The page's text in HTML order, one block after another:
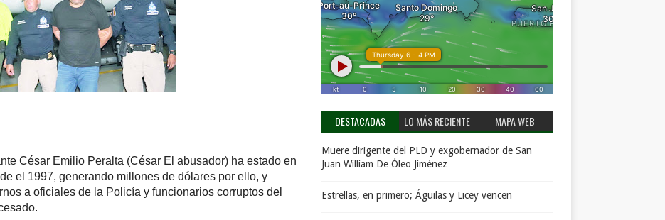
César Emilio Peralta (César El abusador) ha estado en
el 1997, generando millones de dólares por ello, y
a oficiales de la Policía y funcionarios corruptos del
DESTACADAS LO MÁS RECIENTE MAPA WEB
Muere dirigente del PLD y exgobernador de San
Juan William De Óleo Jiménez
Estrellas, en primero; Águilas y Licey vencen